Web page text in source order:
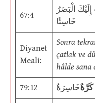
67:4
الْبَصَرُ
خَاسِئًا
Diyanet
Meali:
Sonra
çatlak ve
hâlde sana
79:12 كَرَّةٌخَاسِرَةٌ